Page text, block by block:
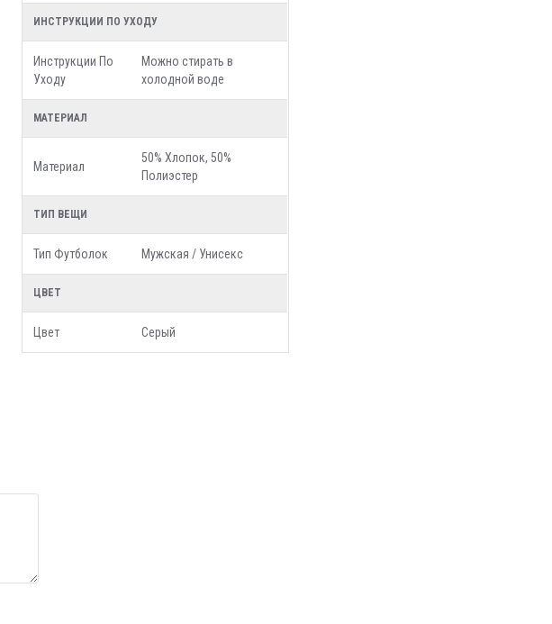
ИНСТРУКЦИИ ПО УХОДУ
Инструкции По
Уходу
Можно стирать в
холодной воде
МАТЕРИАЛ
Материал
50% Хлопок, 50%
Полиэстер
ТИП ВЕЩИ
Тип Футболок Мужская / Унисекс
ЦВЕТ
Цвет Серый